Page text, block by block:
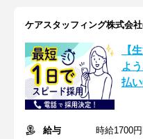
ケアスタッフィング株式会
【
よ
払い
給与
時給1700